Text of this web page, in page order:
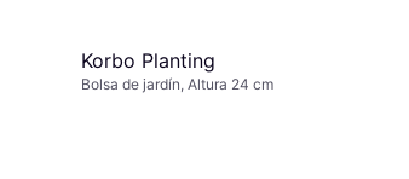
Korbo Planting
Bolsa de jardín, Altura 24 cm